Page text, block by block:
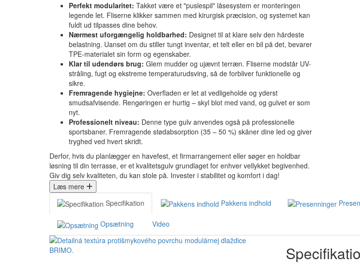
Perfekt modularitet: Takket være et "puslespil" låsesystem er monteringen
legende let. Fliserne klikker sammen med kirurgisk præcision, og systemet kan
fuldt ud tilpasses dine behov.
Nærmest uforgængelig holdbarhed: Designet til at klare selv den hårdeste
belastning. Uanset om du stiller tungt inventar, et telt eller en bil på det, bevarer
TPE-materialet sin form og egenskaber.
Klar til udendørs brug: Glem mudder og ujævnt terræn. Fliserne modstår UV-
stråling, fugt og ekstreme temperaturudsving, så de forbliver funktionelle og
sikre.
Fremragende hygiejne: Overfladen er let at vedligeholde og yderst
smudsafvisende. Rengøringen er hurtig – skyl blot med vand, og gulvet er som
nyt.
Professionelt niveau: Denne type gulv anvendes også på professionelle
sportsbaner. Fremragende stødabsorption (35 – 50 %) skåner dine led og giver
tryghed ved hvert skridt.
Derfor, hvis du planlægger en havefest, et firmarrangement eller søger en holdbar
løsning til din terrasse, er et kvalitetsgulv grundlaget for enhver vellykket begivenhed.
Giv dig selv kvaliteten, du kan stole på. Invester i stabilitet og komfort i dag!
Læs mere
Specifikation
Pakkens indhold
Opsætning Video